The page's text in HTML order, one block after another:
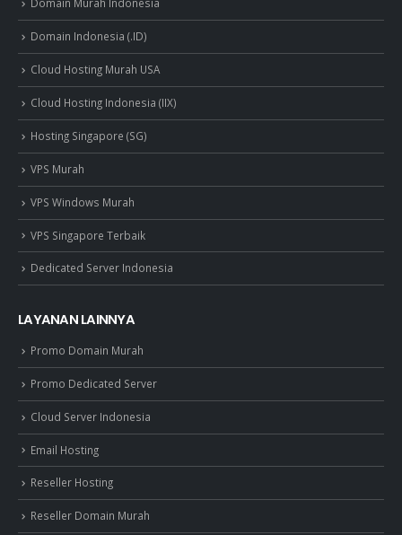
Domain Murah Indonesia
Domain Indonesia (.ID)
Cloud Hosting Murah USA
Cloud Hosting Indonesia (IIX)
Hosting Singapore (SG)
VPS Murah
VPS Windows Murah
VPS Singapore Terbaik
Dedicated Server Indonesia
LAYANAN LAINNYA
Promo Domain Murah
Promo Dedicated Server
Cloud Server Indonesia
Email Hosting
Reseller Hosting
Reseller Domain Murah